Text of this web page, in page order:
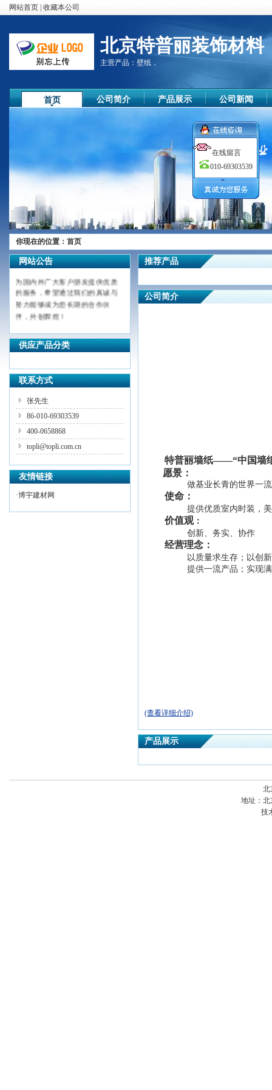
网站首页 收藏本公司
北京特普丽装饰材料
主营产品： 壁纸，
首页 公司简介 产品展示 公司新闻
你现在的位置： 首页
网站公告
尊敬的顾客
您好！
欢迎您的来访，我们公司秉承质
量第一，顾客至上的原则，竭诚
为国内外广大客户朋友提供优质
的服务，希望通过我们的真诚与
努力能够成为您长期的合作伙
伴，共创辉煌！
供应产品分类
联系方式
张先生
86-010-69303539
400-0658868
topli@topli.com.cn
友情链接
·博宇建材网
推荐产品
公司简介
特普丽墙纸——“中国墙
愿景：
做基业长青的世界一
使命：
提供优质室内时装，
价值观：
创新、务实、协作
经营理念：
以质量求生存；以创
提供一流产品；实现
(查看详细介绍)
产品展示
在线留言
010-69303539
北
地址： 北
技